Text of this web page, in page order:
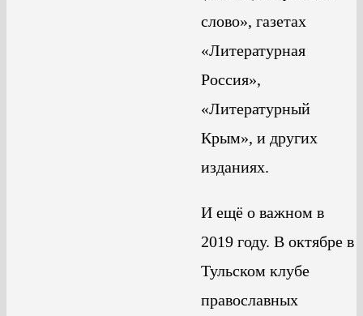
слово», газетах
«Литературная
Россия»,
«Литературный
Крым», и других
изданиях.
И ещё о важном в
2019 году. В октябре в
Тульском клубе
православных